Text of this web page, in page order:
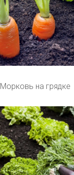
Морковь на грядке